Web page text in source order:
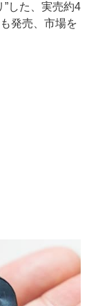
”した、実売約4
発売、市場を